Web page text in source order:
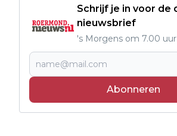
Schrijf je in voor de
nieuwsbrief
's Morgens om 7.00
Abonneren